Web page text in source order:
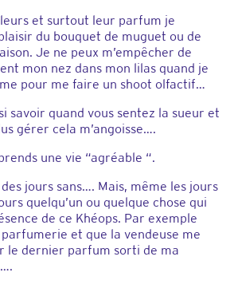
et surtout leur parfum je
du bouquet de muguet ou de
Je ne peux m’empêcher de
mon nez dans mon lilas quand je
pour me faire un shoot olfactif…
savoir quand vous sentez la sueur et
gérer cela m’angoisse….
une vie “agréable “.
jours sans…. Mais, même les jours
quelqu’un ou quelque chose qui
de ce Khéops. Par exemple
et que la vendeuse me
le dernier parfum sorti de ma